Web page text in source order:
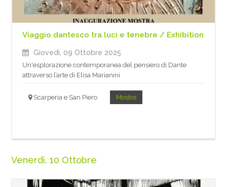
Viaggio dantesco tra luci e tenebre / Exhibition
Giovedì, 09 Ottobre 2025
Un'esplorazione contemporanea del pensiero di Dante
attraverso l’arte di Elisa Marianini
Scarperia e San Piero Mostre
Venerdì, 10 Ottobre